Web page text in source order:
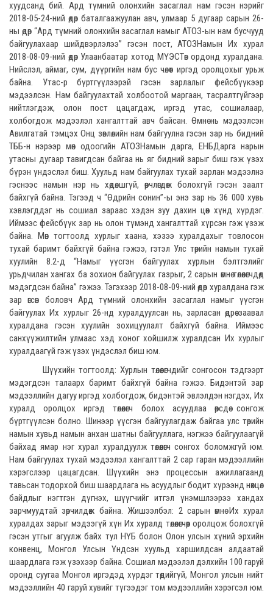
хуудсанд бий. Ард түмний олонхийн засаглал нам гэсэн нэрийг
2018-05-24-ний өдөр баталгаажуулан авч, улмаар 5 дугаар сарын 26-
ны өдөр “Ард түмний олонхийн засаглал намыг АТОЗ-ын нам бусчууд
байгуулахаар шийдвэрлэлээ” гэсэн пост, АТОЗНамын Их хурал
2018-08-09-ний өдөр Улаанбаатар хотод МҮЭСТөв ордонд хуралдана.
Нийслэл, аймаг, сум, дүүргийн нам бус чөлөөт иргэд оролцохыг урьж
байна. Утас-р бүртгүүлээрэй гэсэн зарлалыг фейсбүүкээр
мэдээлсэн. Нам байгуулахтай холбоотой маргаан, тасралтгүйгээр
нийтлэгдэж, олон пост цацагдаж, иргэд утас, сошиалаар,
холбогдож мэдээлэл хангалттай авч байсан. Өмнө нь мэдээлсэн
Авилгатай тэмцэх Онц зөвлөлийн нам байгуулна гэсэн зар нь бидний
ТББ-н нэрээр мөн одоогийн АТОЗНамын дарга, ЕНБДарга нарын
утасны дугаар тавигдсан байгаа нь яг бидний зарыг биш гэж үзэх
бүрэн үндэслэл биш. Хуульд нам байгуулах тухай зарлан мэдээлнэ
гэснээс намын нэр нь хөдөлшгүй, өөрчлөгдөж болохгүй гэсэн заалт
байхгүй байна. Тэгээд ч “Өдрийн сонин”-ы энэ зар нь 36 000 хувь
хэвлэгддэг нь сошиал зараас хэдэн зуу дахин цөөн хүнд хүрдэг.
Иймээс фейсбүүк зар нь олон түмэнд хангалттай хүрсэн гэж үзэж
байна. Мөн тогтоолд хурлыг хаана, хэзээ хуралдахыг товлосон
тухай баримт байхгүй байна гэжээ, гэтэл Улс төрийн намын тухай
хуулийн 8.2-д “Намыг үүсгэн байгуулах хурлын бэлтгэлийг
урьдчилан хангах ба зохион байгуулах газрыг, 2 сарын өмнө төлөөлөгчдөд
мэдэгдсэн байна” гэжээ. Тэгэхээр 2018-08-09-ний өдөр хуралдана гэж
зар өгсөн боловч Ард түмний олонхийн засаглал намыг үүсгэн
байгуулах Их хурлыг 26-нд хуралдуулсан нь, зарласан өдрөө заавал
хуралдана гэсэн хуулийн зохицуулалт байхгүй байна. Иймээс
санхүүжилтийн улмаас хэд хоног хойшилж хуралдсан Их хурлыг
хуралдаагүй гэж үзэх үндэслэл биш юм.
Шүүхийн тогтоолд: Хурлын төлөөлөгчдийг сонгосон тэдгээрт
мэдэгдсэн талаарх баримт байхгүй байна гэжээ. Бидэнтэй зар
мэдээллийн дагуу иргэд холбогдож, бидэнтэй эвлэлдэн нэгдэх, Их
хуралд оролцох иргэд төлөөлөгч болох асуудлаа өөрсдөө сонгож
бүртгүүлсэн болно. Шинээр үүсгэн байгуулагдаж байгаа улс төрийн
намын хувьд намын анхан шатны байгууллага, нэгжээ байгуулаагүй
байхад ямар нэг хурал хуралдуулж төлөөлөгч сонгох боломжгүй юм.
Нам байгуулах тухай мэдээлэл хангалттай 2 сар гаран мэдээллийн
хэрэгслээр цацагдсан. Шүүхийн энэ процессын ажиллагаанд
тавьсан тодорхой биш шаардлага нь асуудлыг бодит хүрээнд нөхцөл
байдлыг нэгтгэн дүгнэх, шүүгчийг итгэл үнэмшлээрээ хандах
зарчмуудтай зөрчилдөж байна. Жишээлбэл: 2 сарын өмнө Их хурал
хуралдах зарыг мэдээгүй хүн Их хуралд төлөөлөгчөөр оролцож болохгүй
гэсэн утгыг агуулж байх тул НҮБ болон Олон улсын хүний эрхийн
конвенц, Монгол Улсын Үндсэн хуульд харшилдсан алдаатай
шаардлага гэж үзэхээр байна. Сошиал мэдээлэл дэлхийн 100 гаруй
оронд суугаа Монгол иргэдэд хүрдэг төдийгүй, Монгол улсын нийт
мэдээллийн 40 гаруй хувийг түгээдэг том мэдээллийн хэрэгсэл юм.